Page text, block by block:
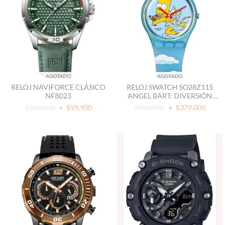
AGOTADO
RELOJ NAVIFORCE CLÁSICO
NF8023
$200.000
$99.900
AGOTADO
RELOJ SWATCH SO28Z115
ANGEL BART: DIVERSIÓN
ANIMADA EN TU MUÑECA
$800.000 $379.000